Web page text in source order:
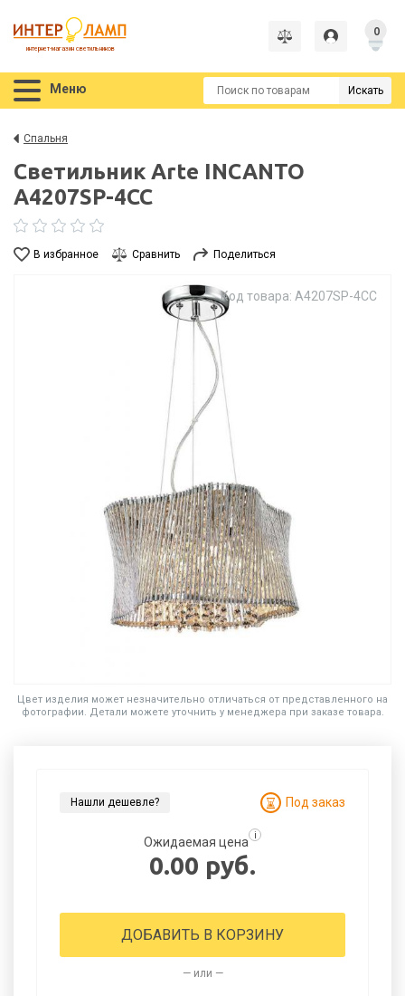
интернет-магазин светильников
0
Меню Искать
Спальня
Светильник Arte INCANTO
A4207SP-4CC
В избранное Сравнить Поделиться
Код товара: A4207SP-4CC
Цвет изделия может незначительно отличаться от представленного на
фотографии. Детали можете уточнить у менеджера при заказе товара.
Нашли дешевле? Под заказ
Ожидаемая цена i
0.00 руб.
ДОБАВИТЬ В КОРЗИНУ
— или —